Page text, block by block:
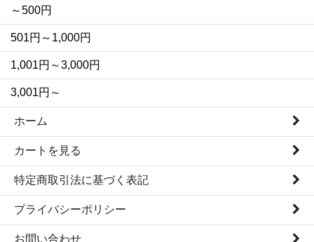
～500円
501円～1,000円
1,001円～3,000円
3,001円～
ホーム
カートを見る
特定商取引法に基づく表記
プライバシーポリシー
お問い合わせ